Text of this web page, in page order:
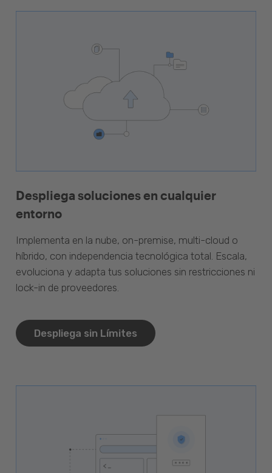
Despliega soluciones en cualquier
entorno
Implementa en la nube, on-premise, multi-cloud o
híbrido, con independencia tecnológica total. Escala,
evoluciona y adapta tus soluciones sin restricciones ni
lock-in de proveedores.
Despliega sin Límites